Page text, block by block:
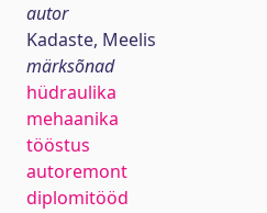
autor
Kadaste, Meelis
märksõnad
hüdraulika
mehaanika
tööstus
autoremont
diplomitööd